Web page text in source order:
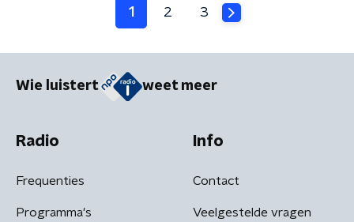
1 2 3
Wie luistert weet meer
Radio
Frequenties
Programma's
Info
Contact
Veelgestelde vragen